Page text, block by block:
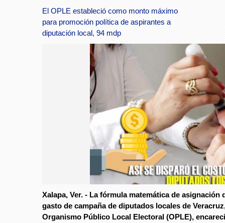
El OPLE estableció como monto máximo
para promoción política de aspirantes a
diputación local, 94 mdp
Foto: Especial
Foto: Especial
Xalapa, Ver. - La fórmula matemática de asignación
gasto de campaña de diputados locales de
Organismo Público Local Electoral (OPLE),